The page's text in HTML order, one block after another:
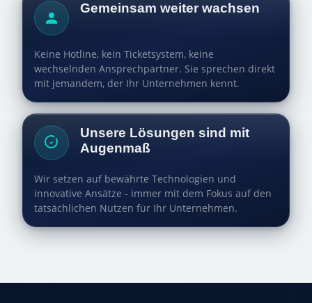
Gemeinsam weiter wachsen
Keine Hotline, kein Ticketsystem, keine
wechselnden Ansprechpartner. Sie sprechen direkt
mit jemandem, der Ihr Unternehmen kennt.
Unsere Lösungen sind mit
Augenmaß
Wir setzen auf bewährte Technologien und
innovative Ansätze - immer mit dem Fokus auf den
tatsächlichen Nutzen für Ihr Unternehmen.